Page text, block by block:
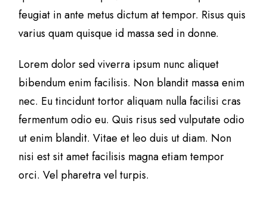
feugiat in ante metus dictum at tempor. Risus quis
varius quam quisque id massa sed in donne.
Lorem dolor sed viverra ipsum nunc aliquet
bibendum enim facilisis. Non blandit massa enim
nec. Eu tincidunt tortor aliquam nulla facilisi cras
fermentum odio eu. Quis risus sed vulputate odio
ut enim blandit. Vitae et leo duis ut diam. Non
nisi est sit amet facilisis magna etiam tempor
orci. Vel pharetra vel turpis.